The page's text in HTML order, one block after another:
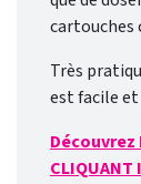
cartouches
Très
est facile
Découvrez
CLIQUANT